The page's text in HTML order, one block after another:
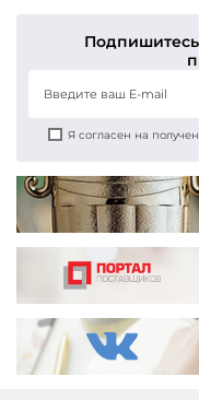
Я согласен на